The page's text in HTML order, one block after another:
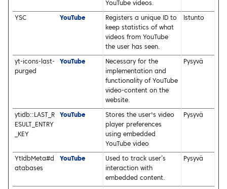
YouTube videos.
YSC YouTube
Registers a unique ID to
keep statistics of what
videos from YouTube
the user has seen.
Istunto
yt-icons-last-
purged
YouTube
Necessary for the
implementation and
functionality of YouTube
video-content on the
website.
Pysyvä
ytidb::LAST_R
ESULT_ENTRY
_KEY
YouTube
Stores the user's video
player preferences
using embedded
YouTube video
Pysyvä
YtIdbMeta#d
atabases
YouTube
Used to track user’s
interaction with
embedded content.
Pysyvä